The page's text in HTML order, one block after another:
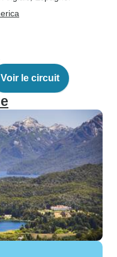
Voir le circuit